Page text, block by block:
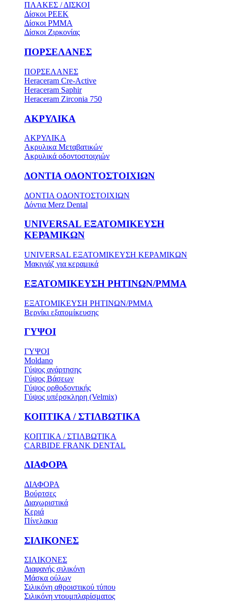
ΠΛΑΚΕΣ / ΔΙΣΚΟΙ
Δίσκοι PEEK
Δίσκοι PMMA
Δίσκοι Ζιρκονίας
ΠΟΡΣΕΛΑΝΕΣ
ΠΟΡΣΕΛΑΝΕΣ
Heraceram Cre-Active
Heraceram Saphir
Heraceram Zirconia 750
ΑΚΡΥΛΙΚΑ
ΑΚΡΥΛΙΚΑ
Ακρυλικα Μεταβατικών
Ακρυλικά οδοντοστοιχιών
ΔΟΝΤΙΑ ΟΔΟΝΤΟΣΤΟΙΧΙΩΝ
ΔΟΝΤΙΑ ΟΔΟΝΤΟΣΤΟΙΧΙΩΝ
Δόντια Merz Dental
UNIVERSAL ΕΞΑΤΟΜΙΚΕΥΣΗ
ΚΕΡΑΜΙΚΩΝ
UNIVERSAL ΕΞΑΤΟΜΙΚΕΥΣΗ ΚΕΡΑΜΙΚΩΝ
Μακιγιάζ για κεραμικά
ΕΞΑΤΟΜΙΚΕΥΣΗ ΡΗΤΙΝΩΝ/PMMA
ΕΞΑΤΟΜΙΚΕΥΣΗ ΡΗΤΙΝΩΝ/PMMA
Βερνίκι εξατομίκευσης
ΓΥΨΟΙ
ΓΥΨΟΙ
Moldano
Γύψος ανάρτησης
Γύψος Βάσεων
Γύψος ορθοδοντικής
Γύψος υπέρσκληρη (Velmix)
ΚΟΠΤΙΚΑ / ΣΤΙΛΒΩΤΙΚΑ
ΚΟΠΤΙΚΑ / ΣΤΙΛΒΩΤΙΚΑ
CARBIDE FRANK DENTAL
ΔΙΑΦΟΡΑ
ΔΙΑΦΟΡΑ
Βούρτσες
Διαχωριστικά
Κεριά
Πίνελακια
ΣΙΛΙΚΟΝΕΣ
ΣΙΛΙΚΟΝΕΣ
Διαφανής σιλικόνη
Μάσκα ούλων
Σιλικόνη αθροιστικού τύπου
Σιλικόνη ντουμπλαρίσματος